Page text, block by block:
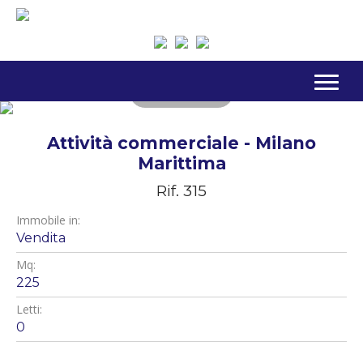
Attività commerciale - Milano
Marittima
Rif. 315
Immobile in:
Vendita
Mq:
225
Letti:
0